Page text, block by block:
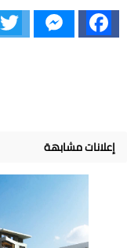
Facebook
Messenger
إعلانات مشابهة